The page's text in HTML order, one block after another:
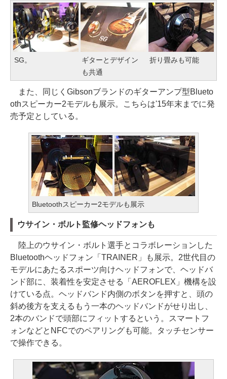
SG。
ギターとデザイン
も共通
折り畳みも可能
また、同じくGibsonブランドのギターアンプ型Blueto
othスピーカー2モデルも展示。こちらは'15年末までに発
売予定としている。
Bluetoothスピーカー2モデルも展示
ウサイン・ボルト監修ヘッドフォンも
陸上のウサイン・ボルト選手とコラボレーションした
Bluetoothヘッドフォン「TRAINER」も展示。2世代目の
モデルにあたるスポーツ向けヘッドフォンで、ヘッドバ
ンド部に、装着性を安定させる「AEROFLEX」機構を設
けている点。ヘッドバンド内側のボタンを押すと、頭の
斜め後方を支えるもう一本のヘッドバンドがせり出し、
2本のバンドで頭部にフィットするという。スマートフ
ォンなどとNFCでのペアリングも可能。タッチセンサー
で操作できる。